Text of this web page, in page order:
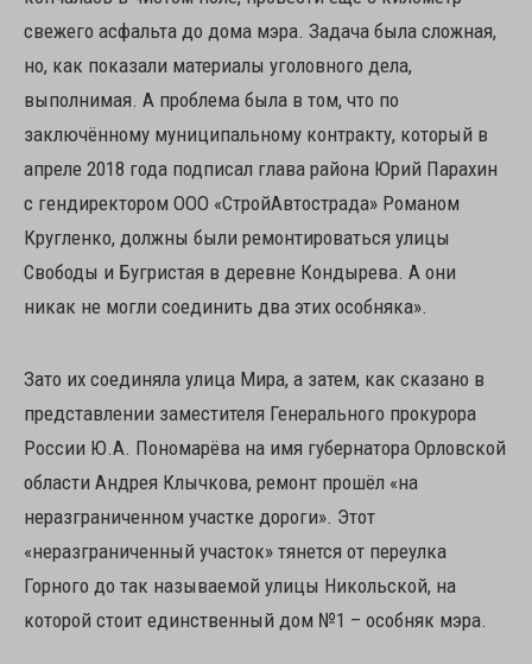
свежего асфальта до дома мэра. Задача была сложная,
но, как показали материалы уголовного дела,
выполнимая. А проблема была в том, что по
заключённому муниципальному контракту, который в
апреле 2018 года подписал глава района Юрий Парахин
с гендиректором ООО «СтройАвтострада» Романом
Кругленко, должны были ремонтироваться улицы
Свободы и Бугристая в деревне Кондырева. А они
никак не могли соединить два этих особняка».
Зато их соединяла улица Мира, а затем, как сказано в
представлении заместителя Генерального прокурора
России Ю.А. Пономарёва на имя губернатора Орловской
области Андрея Клычкова, ремонт прошёл «на
неразграниченном участке дороги». Этот
«неразграниченный участок» тянется от переулка
Горного до так называемой улицы Никольской, на
которой стоит единственный дом №1 – особняк мэра.